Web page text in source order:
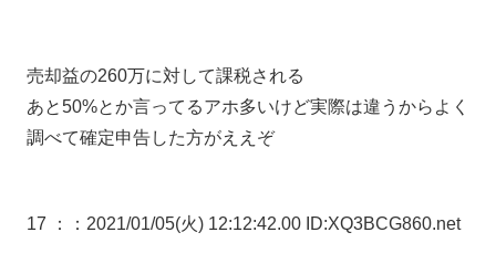
売却益の260万に対して課税される
あと50%とか言ってるアホ多いけど実際は違うからよく
調べて確定申告した方がええぞ
17 ： ：2021/01/05(火) 12:12:42.00 ID:XQ3BCG860.net